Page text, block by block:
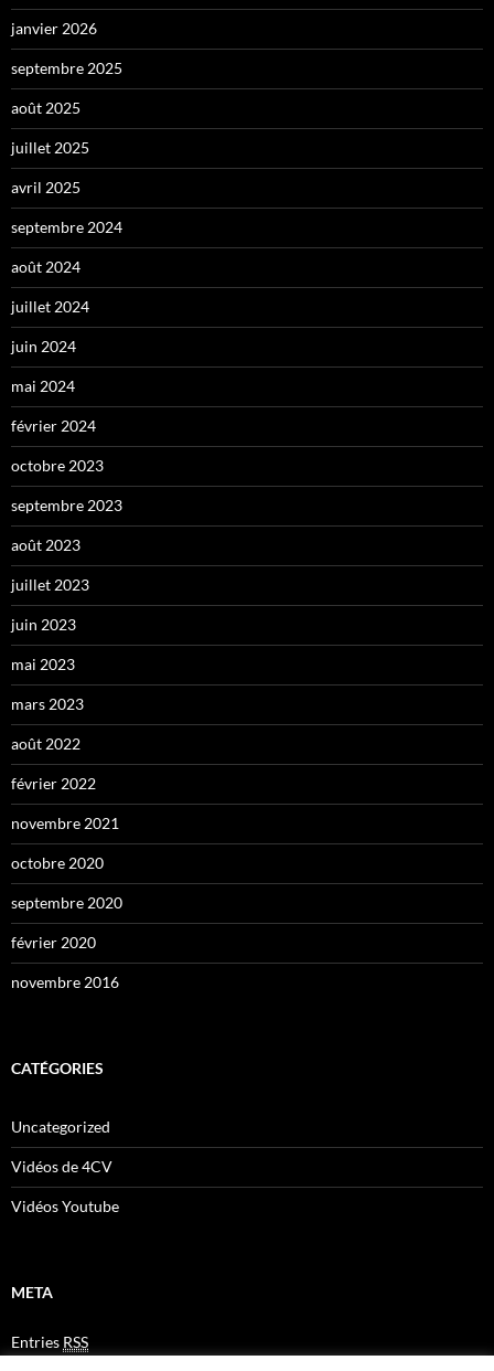
janvier 2026
septembre 2025
août 2025
juillet 2025
avril 2025
septembre 2024
août 2024
juillet 2024
juin 2024
mai 2024
février 2024
octobre 2023
septembre 2023
août 2023
juillet 2023
juin 2023
mai 2023
mars 2023
août 2022
février 2022
novembre 2021
octobre 2020
septembre 2020
février 2020
novembre 2016
CATÉGORIES
Uncategorized
Vidéos de 4CV
Vidéos Youtube
META
Entries RSS
CommentsRSS